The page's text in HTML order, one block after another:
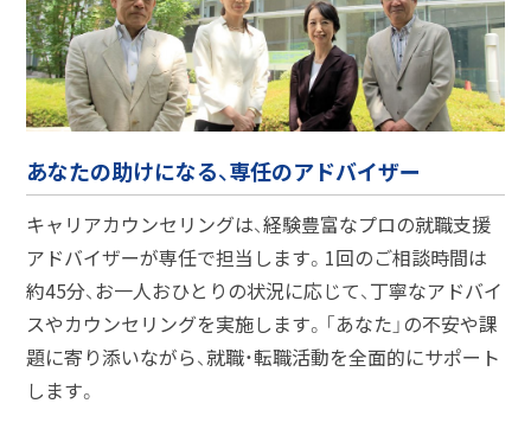
あなたの助けになる、専任のアドバイザー
キャリアカウンセリングは、経験豊富なプロの就職支援
アドバイザーが専任で担当します。1回のご相談時間は
約45分、お一人おひとりの状況に応じて、丁寧なアドバイ
スやカウンセリングを実施します。「あなた」の不安や課
題に寄り添いながら、就職・転職活動を全面的にサポート
します。